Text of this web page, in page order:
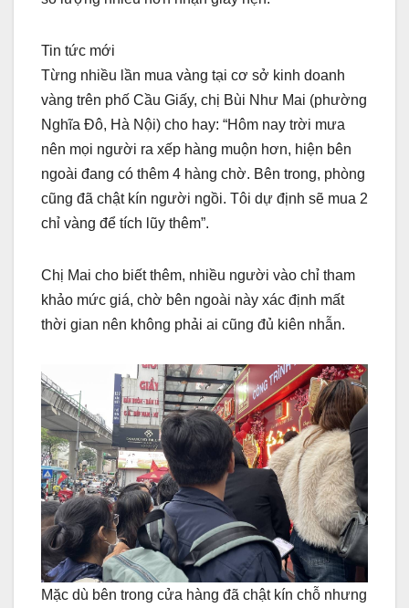
Tin tức mới
Từng nhiều lần mua vàng tại cơ sở kinh doanh
vàng trên phố Cầu Giấy, chị Bùi Như Mai (phường
Nghĩa Đô, Hà Nội) cho hay: “Hôm nay trời mưa
nên mọi người ra xếp hàng muộn hơn, hiện bên
ngoài đang có thêm 4 hàng chờ. Bên trong, phòng
cũng đã chật kín người ngồi. Tôi dự định sẽ mua 2
chỉ vàng để tích lũy thêm”.
Chị Mai cho biết thêm, nhiều người vào chỉ tham
khảo mức giá, chờ bên ngoài này xác định mất
thời gian nên không phải ai cũng đủ kiên nhẫn.
Mặc dù bên trong cửa hàng đã chật kín chỗ nhưng